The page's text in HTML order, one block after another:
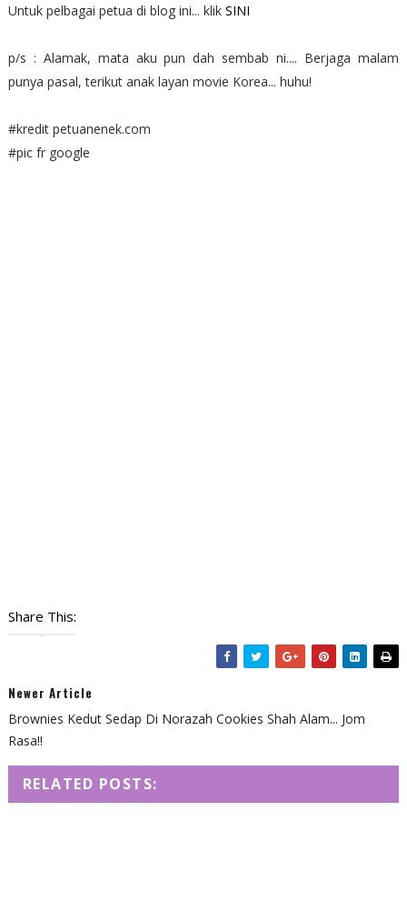
Untuk pelbagai petua di blog ini... klik SINI
p/s : Alamak, mata aku pun dah sembab ni.... Berjaga malam
punya pasal, terikut anak layan movie Korea... huhu!
#kredit petuanenek.com
#pic fr google
Share This:
Newer Article
Brownies Kedut Sedap Di Norazah Cookies Shah Alam... Jom
Rasa!!
RELATED POSTS: